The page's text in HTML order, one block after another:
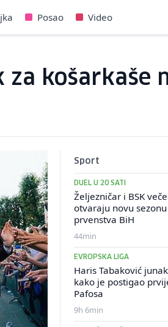
Posao Video
za košarkaše
Sport
DUEL U 20 SATI
Željezničar i BSK
otvaraju novu
prvenstva BiH
44min
EVROPSKA LIGA
Haris Tabaković
kako je postigao
Pafosa
9h 6min